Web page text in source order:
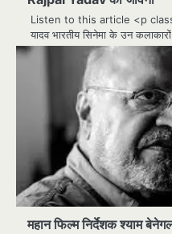
Listen to this article <p
यादव भारतीय सिनेमा के उन
महान फिल्म निर्देशक श्याम